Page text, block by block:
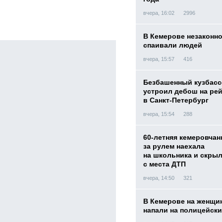
вчера, 16:02 2996
В Кемерове незаконно
спаивали людей
вчера, 15:57 416
Безбашенный
устроил дебош на
в Санкт-Петербург
вчера, 15:54 288
60-летняя
за рулем наехала
на школьника и
с места ДТП
вчера, 14:50 321
В Кемерове на
напали на